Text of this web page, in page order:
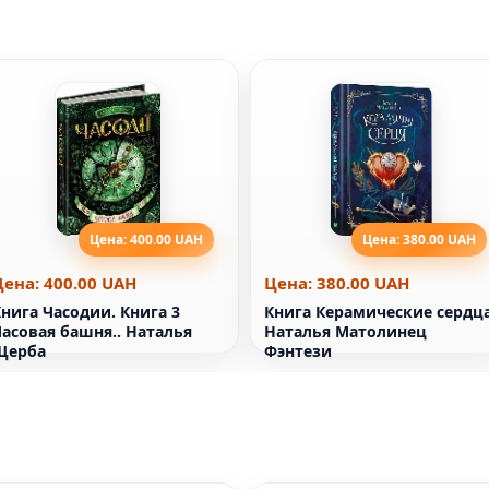
Цена: 400.00 UAH
400.00 UAH
Часодии. Книга 3
башня.. Наталья
Цена: 380.00 UAH
Цена: 380.00 UAH
Книга Керамические
Наталья Матолинец
Фэнтези